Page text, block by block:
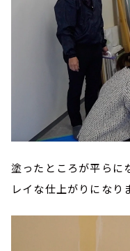
塗ったところが平らに
レイな仕上がりになり